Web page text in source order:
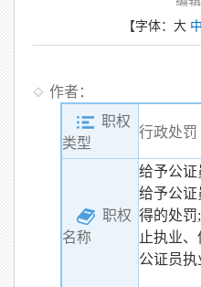
【字体： 大 中
作者：
职权
类型
行政处罚
职权
名称
给予公证
给予公证
得的处罚;
止执业
公证员